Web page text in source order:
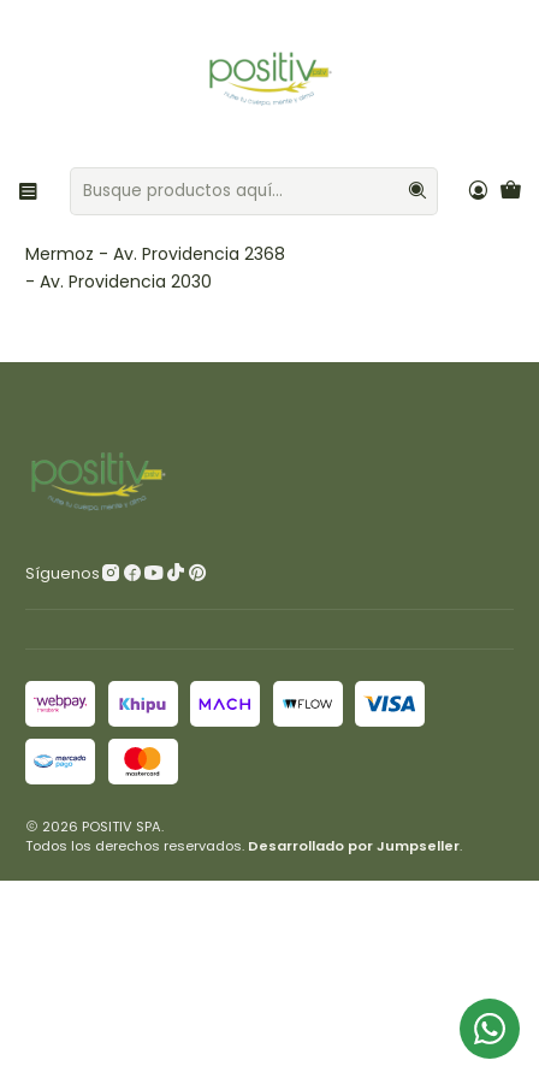
Inicio Puntos de venta
Mermoz - Av. Providencia 2368
- Av. Providencia 2030
Síguenos
2026 POSITIV SPA.
Todos los derechos reservados. Desarrollado por Jumpseller.